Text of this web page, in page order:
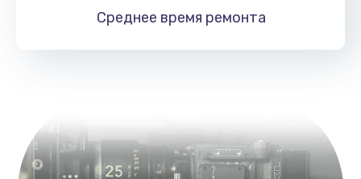
Среднее время ремонта